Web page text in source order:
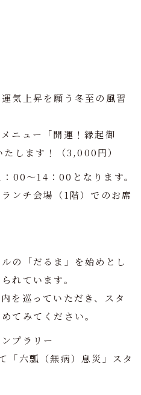
気上昇を願う冬至の風習
ニュー「開運！縁起御
します！（3,000円）
00～14：00となります。
ンチ会場（1階）でのお席
の「だるま」を始めとし
れています。
を巡っていただき、スタ
てみてください。
プラリー
六瓢（無病）息災」スタ